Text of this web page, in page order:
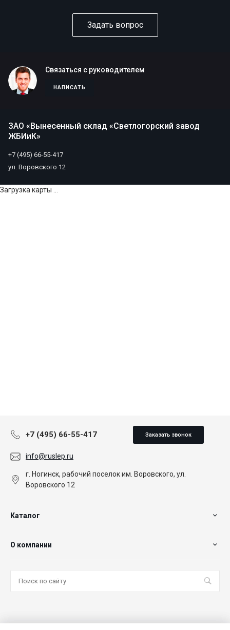
Задать вопрос
Связаться с руководителем
НАПИСАТЬ
ЗАО «Вынесенный склад «Светлогорский завод
ЖБИиК»
+7 (495) 66-55-417
ул. Воровского 12
Загрузка карты ...
+7 (495) 66-55-417 Заказать звонок
info@ruslep.ru
г. Ногинск, рабочий поселок им. Воровского, ул.
Воровского 12
Каталог
О компании